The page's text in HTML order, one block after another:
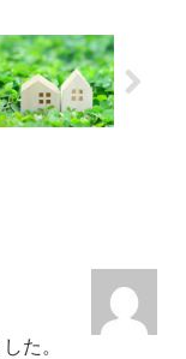
た。